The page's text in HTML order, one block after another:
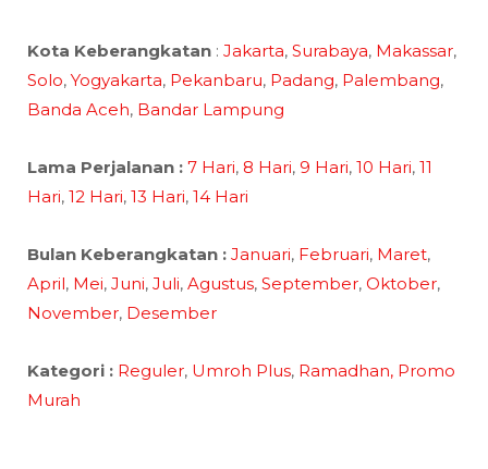
Kota Keberangkatan : Jakarta, Surabaya, Makassar,
Solo, Yogyakarta, Pekanbaru, Padang, Palembang,
Banda Aceh, Bandar Lampung
Lama Perjalanan : 7 Hari, 8 Hari, 9 Hari, 10 Hari, 11
Hari, 12 Hari, 13 Hari, 14 Hari
Bulan Keberangkatan : Januari, Februari, Maret,
April, Mei, Juni, Juli, Agustus, September, Oktober,
November, Desember
Kategori : Reguler, Umroh Plus, Ramadhan, Promo
Murah